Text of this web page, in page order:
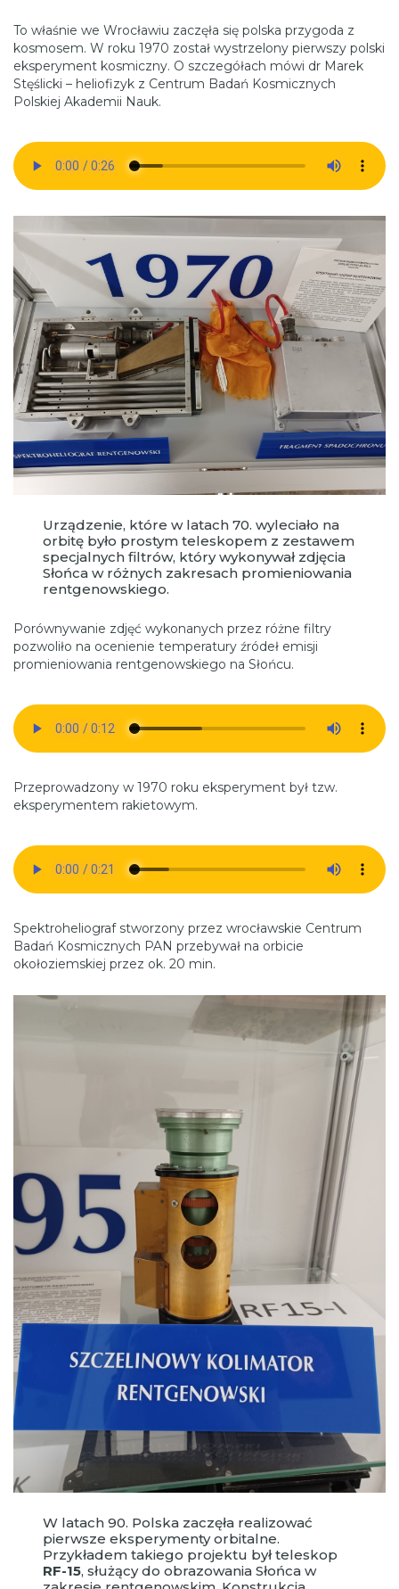
To właśnie we Wrocławiu zaczęła się polska przygoda z
kosmosem. W roku 1970 został wystrzelony pierwszy polski
eksperyment kosmiczny. O szczegółach mówi dr Marek
Stęślicki – heliofizyk z Centrum Badań Kosmicznych
Polskiej Akademii Nauk.
Urządzenie, które w latach 70. wyleciało na
orbitę było prostym teleskopem z zestawem
specjalnych filtrów, który wykonywał zdjęcia
Słońca w różnych zakresach promieniowania
rentgenowskiego.
Porównywanie zdjęć wykonanych przez różne filtry
pozwoliło na ocenienie temperatury źródeł emisji
promieniowania rentgenowskiego na Słońcu.
Przeprowadzony w 1970 roku eksperyment był tzw.
eksperymentem rakietowym.
Spektroheliograf stworzony przez wrocławskie Centrum
Badań Kosmicznych PAN przebywał na orbicie
okołoziemskiej przez ok. 20 min.
W latach 90. Polska zaczęła realizować
pierwsze eksperymenty orbitalne.
Przykładem takiego projektu był teleskop
RF-15, służący do obrazowania Słońca w